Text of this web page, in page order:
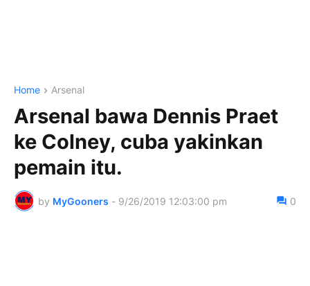
Home Arsenal
Arsenal bawa Dennis Praet
ke Colney, cuba yakinkan
pemain itu.
by MyGooners - 9/26/2019 12:03:00 pm 0